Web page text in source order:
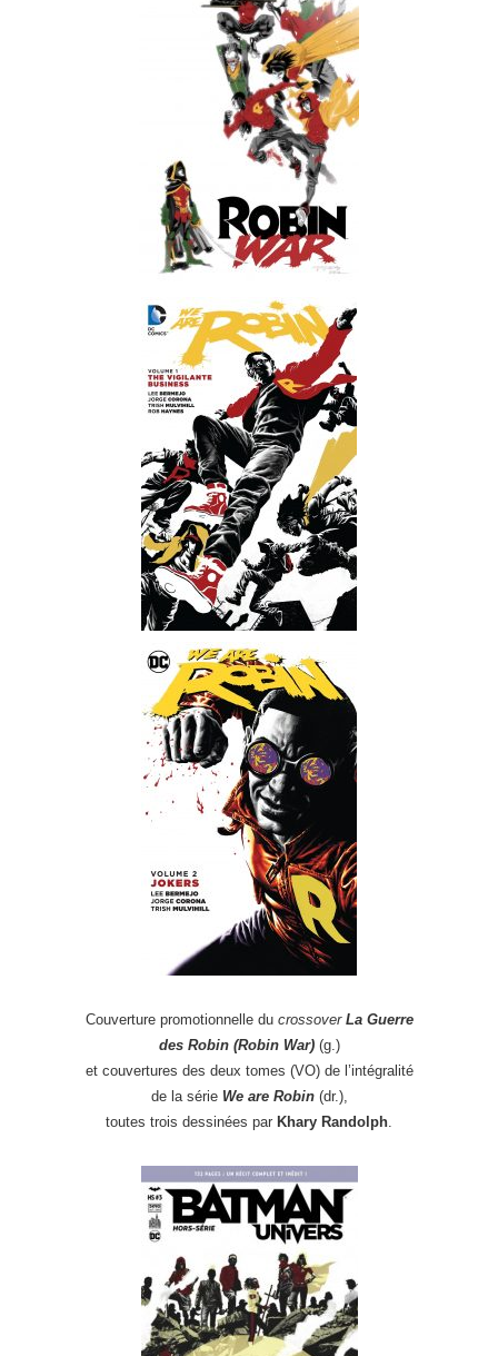
Couverture promotionnelle du crossover La Guerre
des Robin (Robin War)(g.)
et couvertures des deux tomes (VO) de l’intégralité
de la série We are Robin(dr.),
toutes trois dessinées par Khary Randolph.